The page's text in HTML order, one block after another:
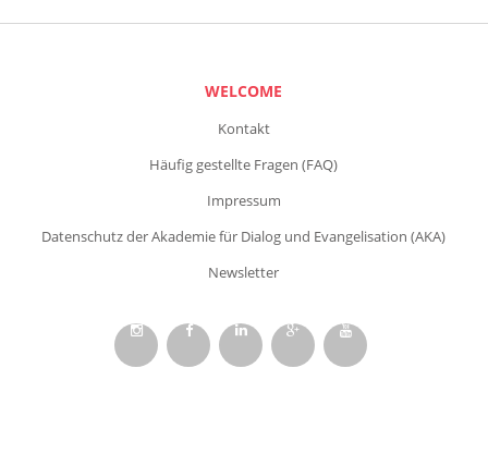
WELCOME
Kontakt
Häufig gestellte Fragen (FAQ)
Impressum
Datenschutz der Akademie für Dialog und Evangelisation (AKA)
Newsletter